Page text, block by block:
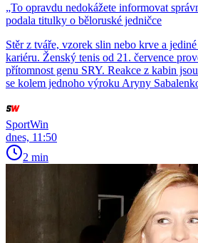
„To opravdu nedokážete informovat
podala titulky o běloruské jedničce
Stěr z tváře, vzorek slin nebo krve a
kariéru. Ženský tenis od 21. července
přítomnost genu SRY. Reakce z kabin
se kolem jednoho výroku Aryny
SportWin
dnes, 11:50
2 min